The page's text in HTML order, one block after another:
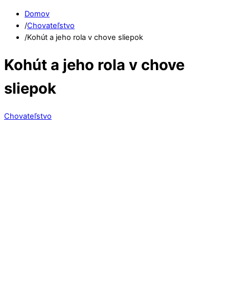
Domov
/Chovateľstvo
/Kohút a jeho rola v chove sliepok
Kohút a jeho rola v chove
sliepok
Chovateľstvo